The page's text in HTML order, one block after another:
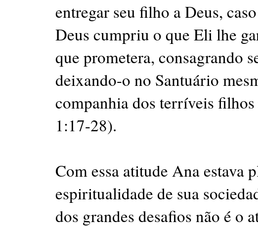
entregar seu filho a Deus,
Deus cumpriu o que Eli lhe
que prometera, consagrando
deixando-o no Santuário
companhia dos terríveis
1:17-28).
Com essa atitude Ana estava
espiritualidade de sua
dos grandes desafios não é o